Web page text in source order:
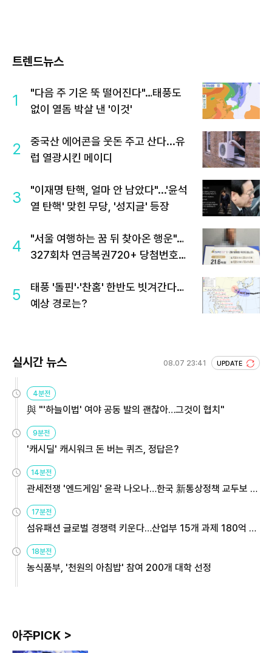
트렌드뉴스
1
"다음 주 기온 뚝 떨어진다"…태풍도
없이 열돔 박살 낸 '이것'
2
중국산 에어콘을 웃돈 주고 산다...유
럽 열광시킨 메이디
3
"이재명 탄핵, 얼마 안 남았다"...'윤석
열 탄핵' 맞힌 무당, '성지글' 등장
4
"서울 여행하는 꿈 뒤 찾아온 행운"…
327회차 연금복권720+ 당첨번호조
5
태풍 '돌핀'·'찬홈' 한반도 빗겨간다…
예상 경로는?
실시간 뉴스 08.07 23:41 UPDATE
4분전
與 "'하늘이법' 여야 공동 발의 괜찮아…그것이 협치"
9분전
'캐시딜' 캐시워크 돈 버는 퀴즈, 정답은?
14분전
관세전쟁 '엔드게임' 윤곽 나오나…한국 新통상정책 교두보 활
17분전
섬유패션 글로벌 경쟁력 키운다…산업부 15개 과제 180억 지
18분전
농식품부, '천원의 아침밥' 참여 200개 대학 선정
아주PICK >